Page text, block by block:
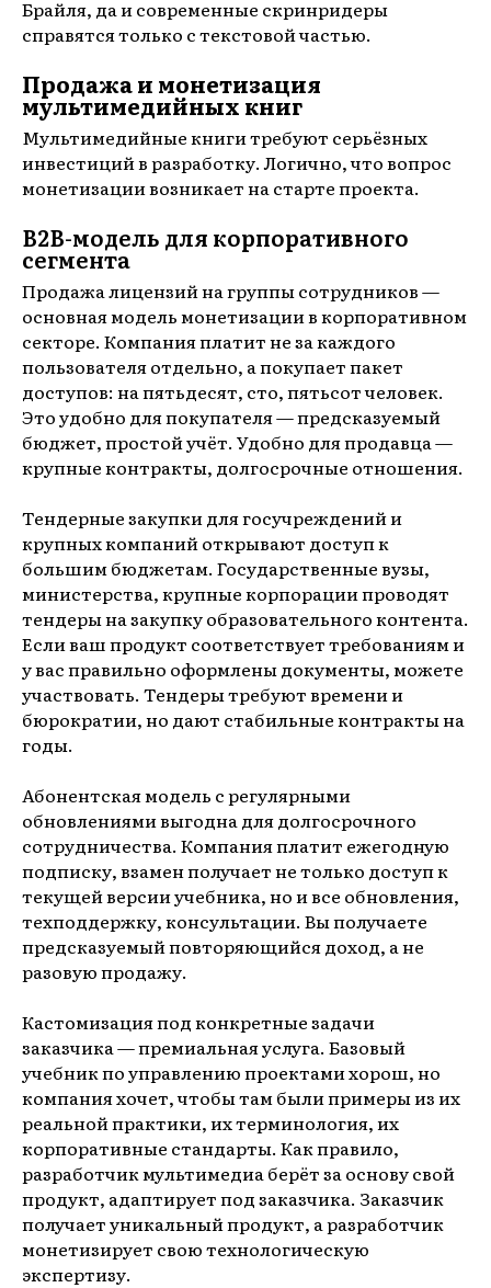
Брайля, да и современные скринридеры
справятся только с текстовой частью.
Продажа и монетизация
мультимедийных книг
Мультимедийные книги требуют серьёзных
инвестиций в разработку. Логично, что вопрос
монетизации возникает на старте проекта.
B2B-модель для корпоративного
сегмента
Продажа лицензий на группы сотрудников —
основная модель монетизации в корпоративном
секторе. Компания платит не за каждого
пользователя отдельно, а покупает пакет
доступов: на пятьдесят, сто, пятьсот человек.
Это удобно для покупателя — предсказуемый
бюджет, простой учёт. Удобно для продавца —
крупные контракты, долгосрочные отношения.
Тендерные закупки для госучреждений и
крупных компаний открывают доступ к
большим бюджетам. Государственные вузы,
министерства, крупные корпорации проводят
тендеры на закупку образовательного контента.
Если ваш продукт соответствует требованиям и
у вас правильно оформлены документы, можете
участвовать. Тендеры требуют времени и
бюрократии, но дают стабильные контракты на
годы.
Абонентская модель с регулярными
обновлениями выгодна для долгосрочного
сотрудничества. Компания платит ежегодную
подписку, взамен получает не только доступ к
текущей версии учебника, но и все обновления,
техподдержку, консультации. Вы получаете
предсказуемый повторяющийся доход, а не
разовую продажу.
Кастомизация под конкретные задачи
заказчика — премиальная услуга. Базовый
учебник по управлению проектами хорош, но
компания хочет, чтобы там были примеры из их
реальной практики, их терминология, их
корпоративные стандарты. Как правило,
разработчик мультимедиа берёт за основу свой
продукт, адаптирует под заказчика. Заказчик
получает уникальный продукт, а разработчик
монетизирует свою технологическую
экспертизу.